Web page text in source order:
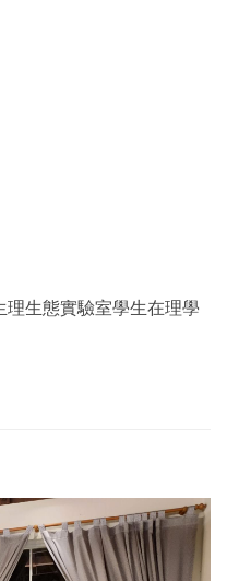
理生態實驗室學生在理學